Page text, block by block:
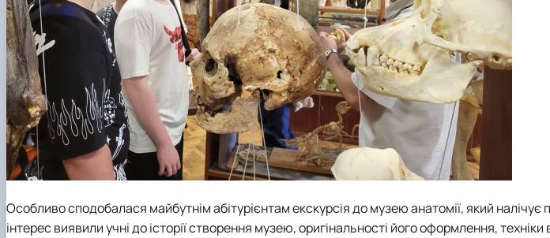
Особливо сподобалася майбутнім абітурієнтам екскурсія до музею анатомії, який
інтерес виявили учні до історії створення музею, оригінальності його оформлення,